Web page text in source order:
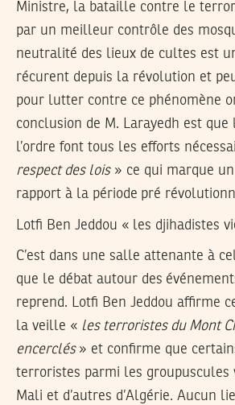
Ministre, la bataille contre le
par un meilleur contrôle des
neutralité des lieux de cultes est
récurent depuis la révolution et
pour lutter contre ce phénomène
conclusion de M. Larayedh est que
l’ordre font tous les efforts
respect des lois» ce qui marque
rapport à la période pré
Lotfi Ben Jeddou « les djihadistes
C’est dans une salle attenante à
que le débat autour des
reprend. Lotfi Ben Jeddou affirme
la veille « les terroristes du Mont
encerclés» et confirme que
terroristes parmi les groupuscules
Mali et d’autres d’Algérie. Aucun